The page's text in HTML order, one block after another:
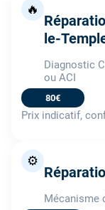
🔥
le-
Diagnostic
ou ACI
80€
Prix indicatif,
⚙️
Mécanisme